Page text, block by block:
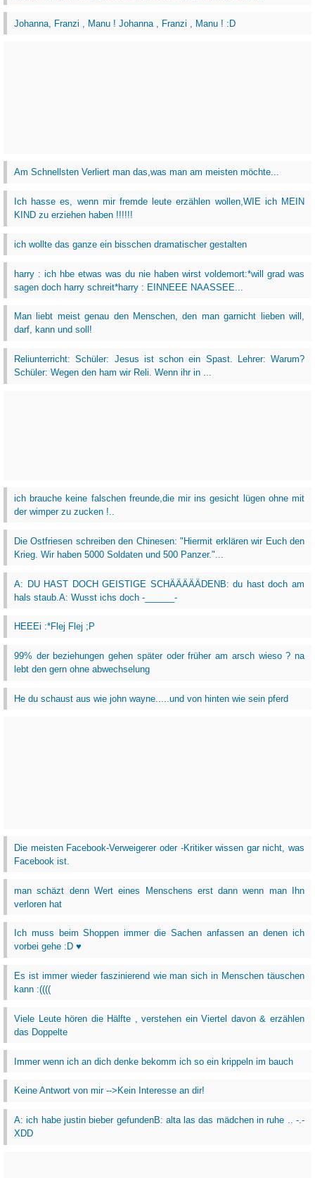
Johanna, Franzi , Manu ! Johanna , Franzi , Manu ! :D
Am Schnellsten Verliert man das,was man am meisten möchte...
Ich hasse es, wenn mir fremde leute erzählen wollen,WIE ich MEIN
KIND zu erziehen haben !!!!!!
ich wollte das ganze ein bisschen dramatischer gestalten
harry : ich hbe etwas was du nie haben wirst voldemort:*will grad was
sagen doch harry schreit*harry : EINNEEE NAASSEE...
Man liebt meist genau den Menschen, den man garnicht lieben will,
darf, kann und soll!
Reliunterricht: Schüler: Jesus ist schon ein Spast. Lehrer: Warum?
Schüler: Wegen den ham wir Reli. Wenn ihr in ...
ich brauche keine falschen freunde,die mir ins gesicht lügen ohne mit
der wimper zu zucken !..
Die Ostfriesen schreiben den Chinesen: "Hiermit erklären wir Euch den
Krieg. Wir haben 5000 Soldaten und 500 Panzer."...
A: DU HAST DOCH GEISTIGE SCHÄÄÄÄÄDENB: du hast doch am
hals staub.A: Wusst ichs doch -______-
HEEEi :*Flej Flej ;P
99% der beziehungen gehen später oder früher am arsch wieso ? na
lebt den gern ohne abwechselung
He du schaust aus wie john wayne.....und von hinten wie sein pferd
Die meisten Facebook-Verweigerer oder -Kritiker wissen gar nicht, was
Facebook ist.
man schäzt denn Wert eines Menschens erst dann wenn man Ihn
verloren hat
Ich muss beim Shoppen immer die Sachen anfassen an denen ich
vorbei gehe :D ♥
Es ist immer wieder faszinierend wie man sich in Menschen täuschen
kann :((((
Viele Leute hören die Hälfte , verstehen ein Viertel davon & erzählen
das Doppelte
Immer wenn ich an dich denke bekomm ich so ein krippeln im bauch
Keine Antwort von mir -->Kein Interesse an dir!
A: ich habe justin bieber gefundenB: alta las das mädchen in ruhe .. -.-
XDD